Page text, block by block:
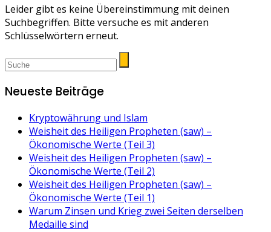
Leider gibt es keine Übereinstimmung mit deinen
Suchbegriffen. Bitte versuche es mit anderen
Schlüsselwörtern erneut.
Neueste Beiträge
Kryptowährung und Islam
Weisheit des Heiligen Propheten (saw) –
Ökonomische Werte (Teil 3)
Weisheit des Heiligen Propheten (saw) –
Ökonomische Werte (Teil 2)
Weisheit des Heiligen Propheten (saw) –
Ökonomische Werte (Teil 1)
Warum Zinsen und Krieg zwei Seiten derselben
Medaille sind